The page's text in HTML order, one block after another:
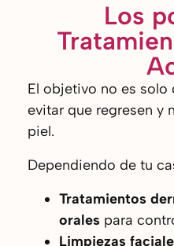
Los
El objetivo no es solo
evitar que regresen y
piel.
Dependiendo de tu
Tratamientos
orales para
Limpiezas